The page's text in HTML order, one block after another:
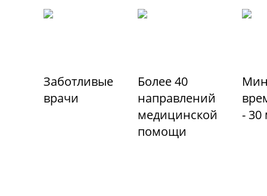
Заботливые
врачи
Более 40
направлений
медицинской
помощи
- 30